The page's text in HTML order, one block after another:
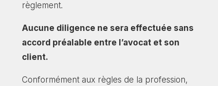
règlement.
Aucune diligence ne sera effectuée sans
accord préalable entre l’avocat et son
client.
Conformément aux règles de la profession,